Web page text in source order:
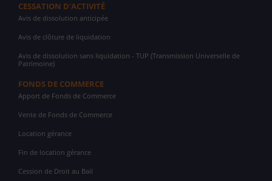
CESSATION D'ACTIVITÉ
Avis de dissolution anticipée
Avis de clôture de liquidation
Avis de dissolution sans liquidation - TUP (Transmission Universelle de
Patrimoine)
FONDS DE COMMERCE
Apport de Fonds de Commerce
Vente de Fonds de Commerce
Location gérance
Fin de location gérance
Cession de Droit au Bail